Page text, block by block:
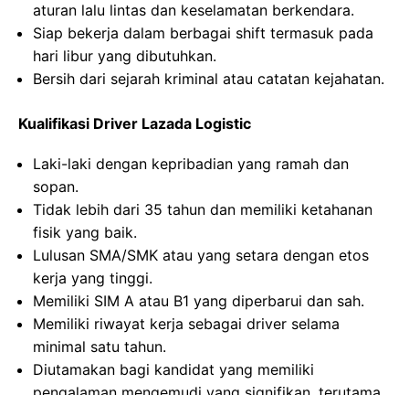
aturan lalu lintas dan keselamatan berkendara.
Siap bekerja dalam berbagai shift termasuk pada
hari libur yang dibutuhkan.
Bersih dari sejarah kriminal atau catatan kejahatan.
Kualifikasi Driver Lazada Logistic
Laki-laki dengan kepribadian yang ramah dan
sopan.
Tidak lebih dari 35 tahun dan memiliki ketahanan
fisik yang baik.
Lulusan SMA/SMK atau yang setara dengan etos
kerja yang tinggi.
Memiliki SIM A atau B1 yang diperbarui dan sah.
Memiliki riwayat kerja sebagai driver selama
minimal satu tahun.
Diutamakan bagi kandidat yang memiliki